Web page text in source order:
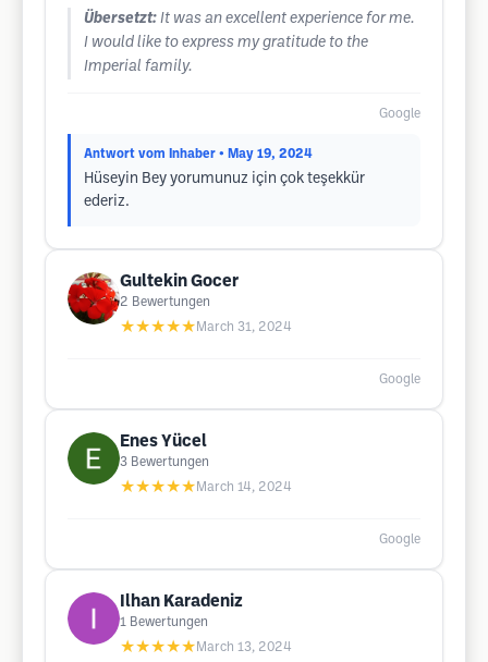
Übersetzt: It was an excellent experience for me.
I would like to express my gratitude to the
Imperial family.
Google
Antwort vom Inhaber • May 19, 2024
Hüseyin Bey yorumunuz için çok teşekkür
ederiz.
Gultekin Gocer
2 Bewertungen
★★★★★ March 31, 2024
Google
Enes Yücel
3 Bewertungen
★★★★★ March 14, 2024
Google
Ilhan Karadeniz
1 Bewertungen
★★★★★ March 13, 2024